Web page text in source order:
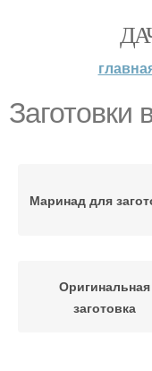
Заготовки
Маринад для
Оригинальная
заготовка